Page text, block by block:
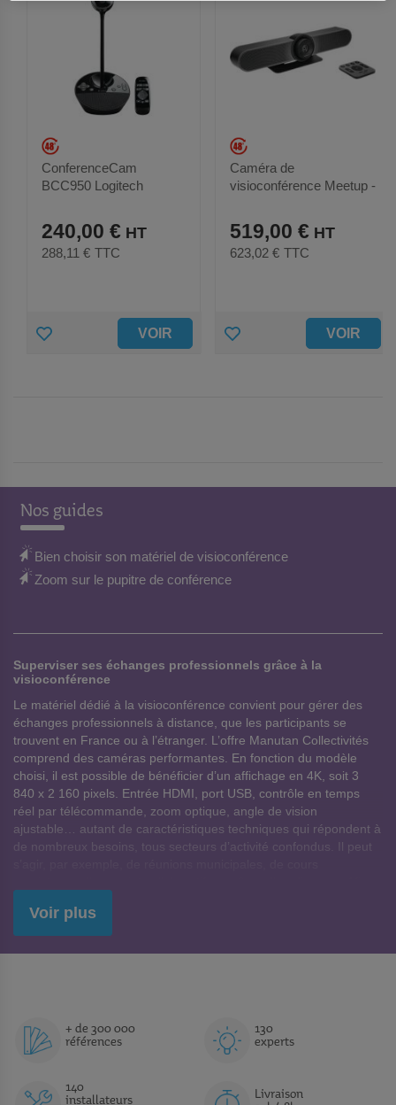
ConferenceCam
BCC950 Logitech
240,00 €
288,11 € TTC
A
E
R
U
A
V
O
R
I
S
VOIR
Caméra de
visioconférence Meetup -
519,00 €
623,02 € TTC
A
E
A
A
V
O
R
I
S
VOIR
Nos guides
Bien choisir son matériel de visioconférence
Zoom sur le pupitre de conférence
Superviser ses échanges professionnels grâce à la
visioconférence
Le matériel dédié à la visioconférence convient pour gérer des
échanges professionnels à distance, que les participants se
trouvent en France ou à l’étranger. L’offre Manutan Collectivités
comprend des caméras performantes. En fonction du modèle
choisi, il est possible de bénéficier d’un affichage en 4K, soit 3
840 x 2 160 pixels. Entrée HDMI, port USB, contrôle en temps
réel par télécommande, zoom optique, angle de vision
ajustable… autant de caractéristiques techniques qui répondent à
de nombreux besoins, tous secteurs d’activité confondus. Il peut
montage et des barres de fixation sont également disponibles.
Compléter son installation avec les accessoires de
plusieurs connexions. Vous pouvez obtenir d’autres accessoires,
comme
un micro d’extension, une SwitchBox, une station
placement précis des haut-parleurs. Pour cette gamme de
Voir plus
+ de 300 000
références
130
experts
140
installateurs
Livraison